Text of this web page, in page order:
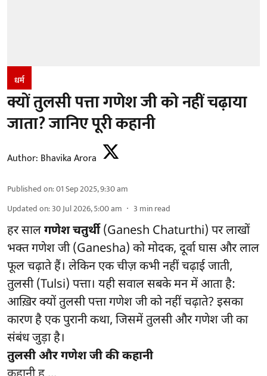
धर्म
क्यों तुलसी पत्ता गणेश जी को नहीं चढ़ाया
जाता? जानिए पूरी कहानी
Author: Bhavika Arora
Published on:01 Sep 2025, 9:30 am
Updated on:30 Jul 2026, 5:00 am 3 min read
हर सालगणेश चतुर्थी(Ganesh Chaturthi) पर लाखों
भक्त गणेश जी (Ganesha) को मोदक, दूर्वा घास और लाल
फूल चढ़ाते हैं। लेकिन एक चीज़ कभी नहीं चढ़ाई जाती,
तुलसी (Tulsi) पत्ता। यही सवाल सबके मन में आता है:
आख़िर क्यों तुलसी पत्ता गणेश जी को नहीं चढ़ाते? इसका
कारण है एक पुरानी कथा, जिसमें तुलसी और गणेश जी का
संबंध जुड़ा है।
तुलसी और गणेश जी की कहानी